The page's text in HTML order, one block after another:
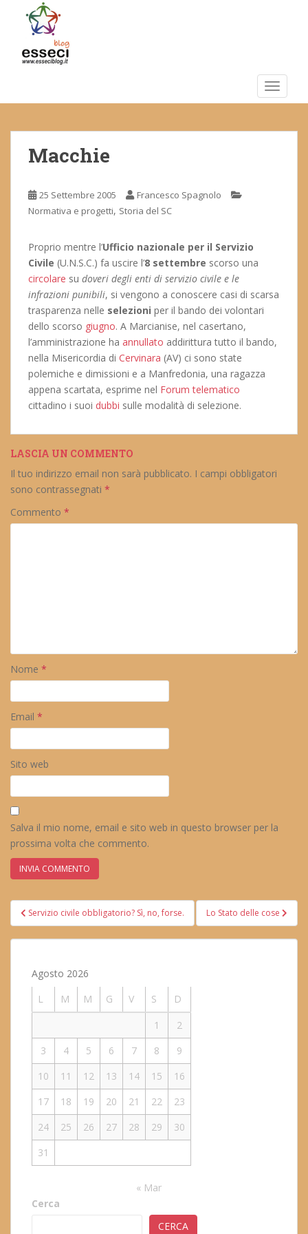
m
Macchie
25 Settembre 2005
Francesco Spagnolo
Normativa e progetti, Storia del SC
Proprio mentre l’Ufficio nazionale per il Servizio
Civile (U.N.S.C.) fa uscire l’8 settembre scorso una
circolare su doveri degli enti di servizio civile e le
infrazioni punibili, si vengono a conoscere casi di scarsa
trasparenza nelle selezioni per il bando dei volontari
dello scorso giugno. A Marcianise, nel casertano,
l’amministrazione ha annullato addirittura tutto il bando,
nella Misericordia di Cervinara (AV) ci sono state
polemiche e dimissioni e a Manfredonia, una ragazza
appena scartata, esprime nel Forum telematico
cittadino i suoi dubbi sulle modalità di selezione.
LASCIA UN COMMENTO
Il tuo indirizzo email non sarà pubblicato. I campi obbligatori
sono contrassegnati *
Commento *
Nome *
Email *
Sito web
Salva il mio nome, email e sito web in questo browser per la
prossima volta che commento.
Navigazione
articoli
Servizio civile obbligatorio? Sì, no, forse. Lo Stato delle cose
Agosto 2026
L
M M G V S
D
1
2
3
4 5 6 7 8
9
10
11 12 13 14 15
16
17
18 19 20 21 22
23
24
25 26 27 28 29
30
31
« Mar
Cerca
CERCA